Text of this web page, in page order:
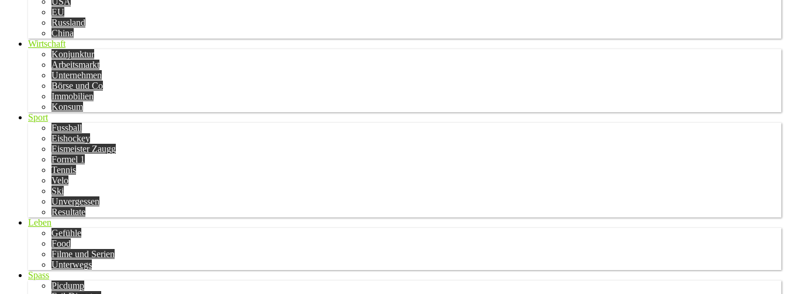
EU
Russland
China
Wirtschaft
Konjunktur
Arbeitsmarkt
Unternehmen
Börse und Co
Immobilien
Konsum
Sport
Fussball
Eishockey
Eismeister Zaugg
Formel 1
Tennis
Velo
Ski
Unvergessen
Resultate
Leben
Gefühle
Food
Filme und Serien
Unterwegs
Spass
Picdump